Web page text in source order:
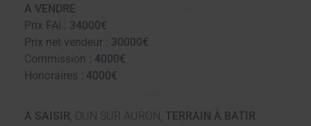
A VENDRE
Prix FAI : 34000€
Prix net vendeur : 30000€
Commission : 4000€
Honoraires : 4000€
A SAISIR, DUN SUR AURON, TERRAIN À BATIR